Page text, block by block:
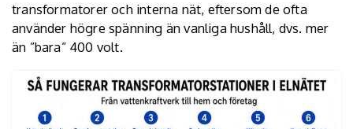
transformatorer och interna nät, eftersom de ofta
använder högre spänning än vanliga hushåll, dvs. mer
än ”bara” 400 volt.